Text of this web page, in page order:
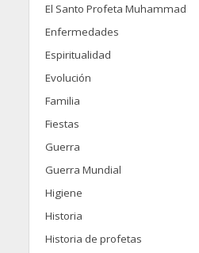
El Santo Profeta Muhammad
Enfermedades
Espiritualidad
Evolución
Familia
Fiestas
Guerra
Guerra Mundial
Higiene
Historia
Historia de profetas